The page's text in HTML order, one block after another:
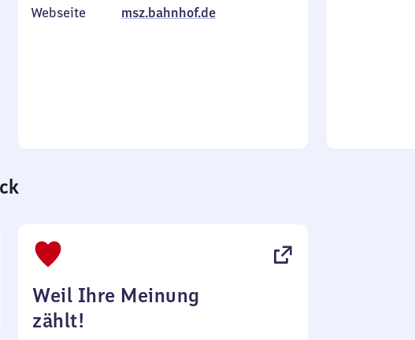
Webseite
msz.bahnhof.de
Weil Ihre Meinung
zählt!